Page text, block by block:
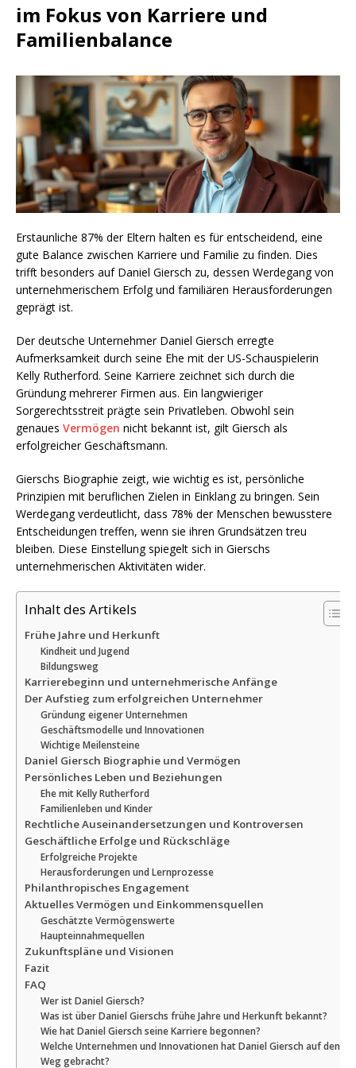
im Fokus von Karriere und
Familienbalance
Erstaunliche 87% der Eltern halten es für entscheidend, eine
gute Balance zwischen Karriere und Familie zu finden. Dies
trifft besonders auf Daniel Giersch zu, dessen Werdegang von
unternehmerischem Erfolg und familiären Herausforderungen
geprägt ist.
Der deutsche Unternehmer Daniel Giersch erregte
Aufmerksamkeit durch seine Ehe mit der US-Schauspielerin
Kelly Rutherford. Seine Karriere zeichnet sich durch die
Gründung mehrerer Firmen aus. Ein langwieriger
Sorgerechtsstreit prägte sein Privatleben. Obwohl sein
genaues Vermögen nicht bekannt ist, gilt Giersch als
erfolgreicher Geschäftsmann.
Gierschs Biographie zeigt, wie wichtig es ist, persönliche
Prinzipien mit beruflichen Zielen in Einklang zu bringen. Sein
Werdegang verdeutlicht, dass 78% der Menschen bewusstere
Entscheidungen treffen, wenn sie ihren Grundsätzen treu
bleiben. Diese Einstellung spiegelt sich in Gierschs
unternehmerischen Aktivitäten wider.
Inhalt des Artikels
Frühe Jahre und Herkunft
Kindheit und Jugend
Bildungsweg
Karrierebeginn und unternehmerische Anfänge
Der Aufstieg zum erfolgreichen Unternehmer
Gründung eigener Unternehmen
Geschäftsmodelle und Innovationen
Wichtige Meilensteine
Daniel Giersch Biographie und Vermögen
Persönliches Leben und Beziehungen
Ehe mit Kelly Rutherford
Familienleben und Kinder
Rechtliche Auseinandersetzungen und Kontroversen
Geschäftliche Erfolge und Rückschläge
Erfolgreiche Projekte
Herausforderungen und Lernprozesse
Philanthropisches Engagement
Aktuelles Vermögen und Einkommensquellen
Geschätzte Vermögenswerte
Haupteinnahmequellen
Zukunftspläne und Visionen
Fazit
FAQ
Wer ist Daniel Giersch?
Was ist über Daniel Gierschs frühe Jahre und Herkunft bekannt?
Wie hat Daniel Giersch seine Karriere begonnen?
Welche Unternehmen und Innovationen hat Daniel Giersch auf den
Weg gebracht?